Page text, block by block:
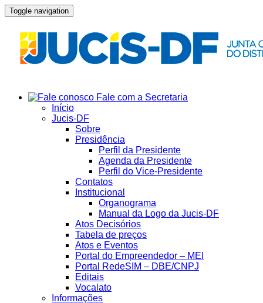
Toggle navigation
Fale com a Secretaria
Início
Jucis-DF
Sobre
Presidência
Perfil da Presidente
Agenda da Presidente
Perfil do Vice-Presidente
Contatos
Institucional
Organograma
Manual da Logo da Jucis-DF
Atos Decisórios
Tabela de preços
Atos e Eventos
Portal do Empreendedor – MEI
Portal RedeSIM – DBE/CNPJ
Editais
Vocalato
Informações